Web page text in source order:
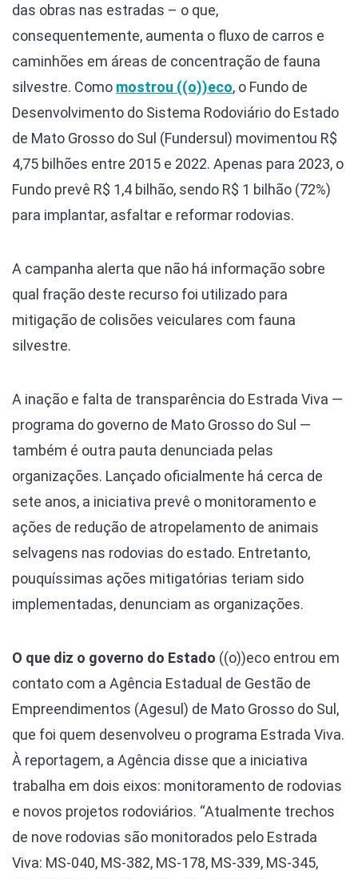
das obras nas estradas – o que,
consequentemente, aumenta o fluxo de carros e
caminhões em áreas de concentração de fauna
silvestre. Como mostrou ((o))eco, o Fundo de
Desenvolvimento do Sistema Rodoviário do Estado
de Mato Grosso do Sul (Fundersul) movimentou R$
4,75 bilhões entre 2015 e 2022. Apenas para 2023, o
Fundo prevê R$ 1,4 bilhão, sendo R$ 1 bilhão (72%)
para implantar, asfaltar e reformar rodovias.
A campanha alerta que não há informação sobre
qual fração deste recurso foi utilizado para
mitigação de colisões veiculares com fauna
silvestre.
A inação e falta de transparência do Estrada Viva —
programa do governo de Mato Grosso do Sul —
também é outra pauta denunciada pelas
organizações. Lançado oficialmente há cerca de
sete anos, a iniciativa prevê o monitoramento e
ações de redução de atropelamento de animais
selvagens nas rodovias do estado. Entretanto,
pouquíssimas ações mitigatórias teriam sido
implementadas, denunciam as organizações.
O que diz o governo do Estado ((o))eco entrou em
contato com a Agência Estadual de Gestão de
Empreendimentos (Agesul) de Mato Grosso do Sul,
que foi quem desenvolveu o programa Estrada Viva.
À reportagem, a Agência disse que a iniciativa
trabalha em dois eixos: monitoramento de rodovias
e novos projetos rodoviários. “Atualmente trechos
de nove rodovias são monitorados pelo Estrada
Viva: MS-040, MS-382, MS-178, MS-339, MS-345,